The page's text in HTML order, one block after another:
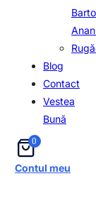
Blog
Contact
Vestea
Bună
0
Contul meu